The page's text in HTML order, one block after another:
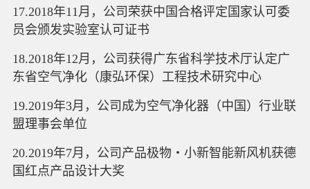
17.2018年11月，公司荣获中国合格评定国家认可委
员会颁发实验室认可证书
18.2018年12月，公司获得广东省科学技术厅认定广
东省空气净化（康弘环保）工程技术研究中心
19.2019年3月，公司成为空气净化器（中国）行业联
盟理事会单位
20.2019年7月，公司产品极物・小新智能新风机获德
国红点产品设计大奖